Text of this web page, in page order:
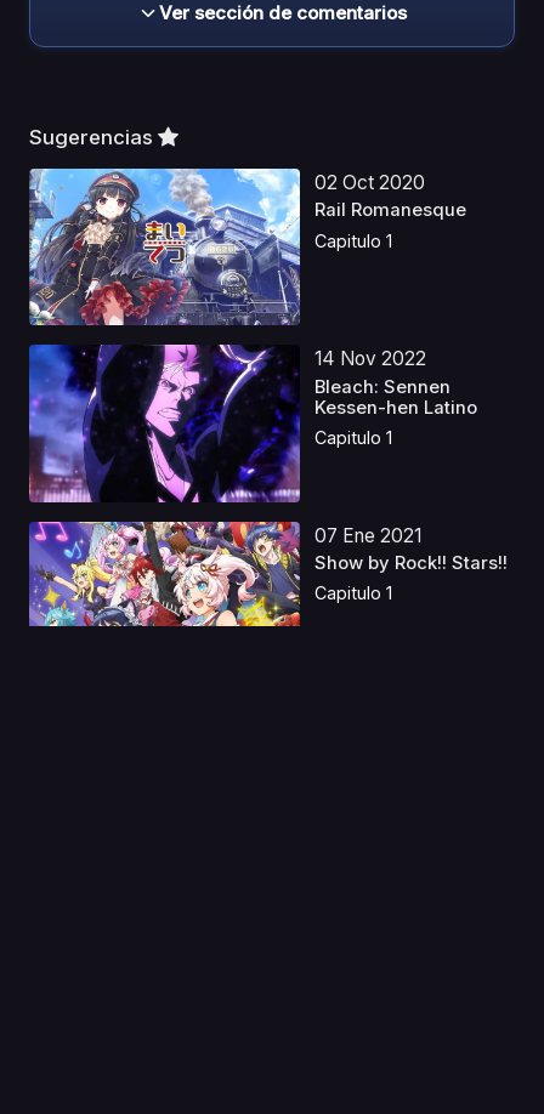
Ver sección de comentarios
Sugerencias
02 Oct 2020
Rail Romanesque
Capitulo 1
14 Nov 2022
Bleach: Sennen
Kessen-hen Latino
Capitulo 1
07 Ene 2021
Show by Rock!! Stars!!
Capitulo 1